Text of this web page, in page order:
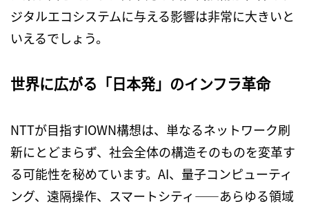
ジタルエコシステムに与える影響は非常に大きいと
いえるでしょう。
世界に広がる「日本発」のインフラ革命
NTTが目指すIOWN構想は、単なるネットワーク刷
新にとどまらず、社会全体の構造そのものを変革す
る可能性を秘めています。 AI、量子コンピューティ
ング、遠隔操作、スマートシティ――あらゆる領域